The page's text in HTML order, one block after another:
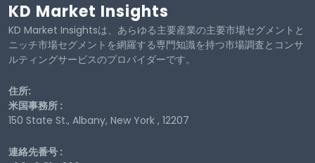
KD Market Insights
KD Market Insightsは、あらゆる主要産業の主要市場セグメントと
ニッチ市場セグメントを網羅する専門知識を持つ市場調査とコンサ
ルティングサービスのプロバイダーです。
住所:
米国事務所 :
150 State St., Albany, New York , 12207
連絡先番号 :